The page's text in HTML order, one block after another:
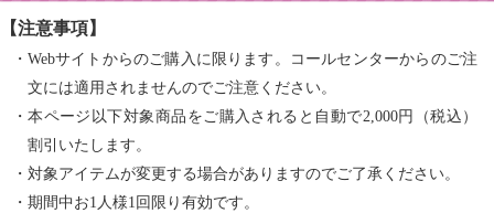
【注意事項】
・Webサイトからのご購入に限ります。コールセンターからのご注
文には適用されませんのでご注意ください。
・本ページ以下対象商品をご購入されると自動で2,000円（税込）
割引いたします。
・対象アイテムが変更する場合がありますのでご了承ください。
・期間中お1人様1回限り有効です。